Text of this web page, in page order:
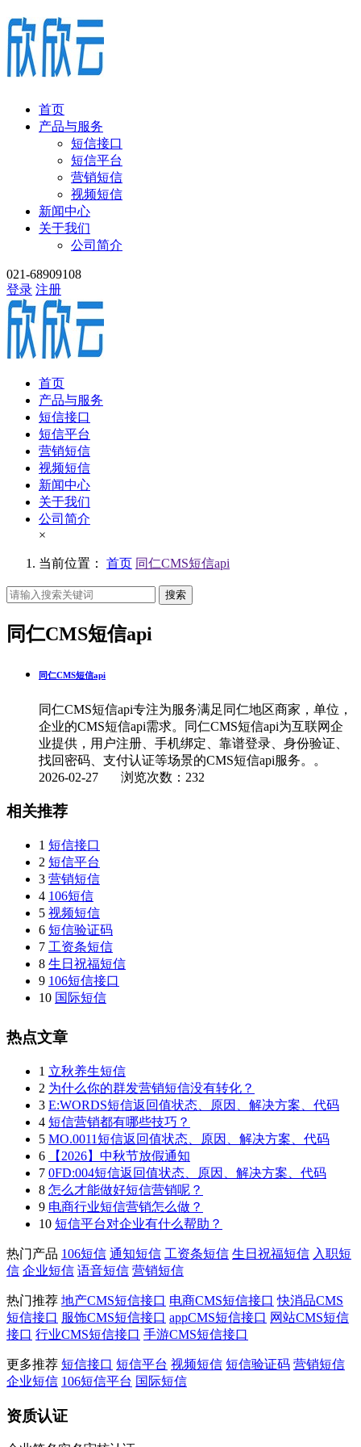
首页
产品与服务
短信接口
短信平台
营销短信
视频短信
新闻中心
关于我们
公司简介
021-68909108
登录 注册
首页
产品与服务
短信接口
短信平台
营销短信
视频短信
新闻中心
关于我们
公司简介
×
当前位置： 首页 同仁CMS短信api
搜索
同仁CMS短信api
同仁CMS短信api
同仁CMS短信api专注为服务满足同仁地区商家，单位，
企业的CMS短信api需求。同仁CMS短信api为互联网企
业提供，用户注册、手机绑定、靠谱登录、身份验证、
找回密码、支付认证等场景的CMS短信api服务。。
2026-02-27 浏览次数：232
相关推荐
1 短信接口
2 短信平台
3 营销短信
4 106短信
5 视频短信
6 短信验证码
7 工资条短信
8 生日祝福短信
9 106短信接口
10 国际短信
热点文章
1 立秋养生短信
2 为什么你的群发营销短信没有转化？
3 E:WORDS短信返回值状态、原因、解决方案、代码
4 短信营销都有哪些技巧？
5 MO.0011短信返回值状态、原因、解决方案、代码
6
【2026】中秋节放假通知
7 0FD:004短信返回值状态、原因、解决方案、代码
8 怎么才能做好短信营销呢？
9 电商行业短信营销怎么做？
10 短信平台对企业有什么帮助？
热门产品 106短信 通知短信 工资条短信 生日祝福短信 入职短
信 企业短信 语音短信 营销短信
热门推荐 地产CMS短信接口 电商CMS短信接口 快消品CMS
短信接口 服饰CMS短信接口 appCMS短信接口 网站CMS短信
接口 行业CMS短信接口 手游CMS短信接口
更多推荐 短信接口 短信平台 视频短信 短信验证码 营销短信
企业短信 106短信平台 国际短信
资质认证